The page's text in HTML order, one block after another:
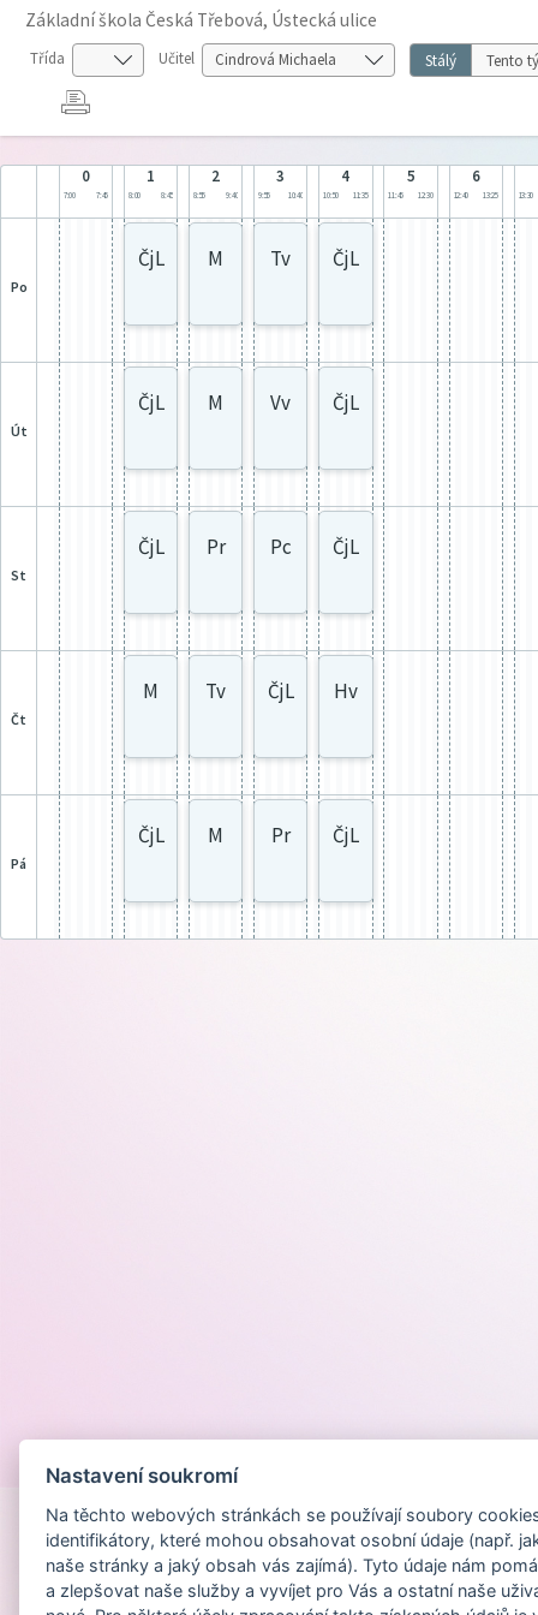
Základní škola Česká Třebová, Ústecká ulice
Třída Učitel Stálý Tento
0
7:00 7:45
1
8:00 8:45
2
8:55 9:40
3
9:55 10:40
4
10:50 11:35
5
11:45 12:30
6
12:40 13:25 13:30
po
ČjL M Tv ČjL
út
ČjL M Vv ČjL
st
ČjL Pr Pc ČjL
čt
M Tv ČjL Hv
pá
ČjL M Pr ČjL
Nastavení soukromí
Na těchto webových stránkách se používají soubory
identifikátory, které mohou obsahovat osobní údaje (např.
naše stránky a jaký obsah vás zajímá). Tyto údaje nám
a zlepšovat naše služby a vyvíjet pro Vás a ostatní naše